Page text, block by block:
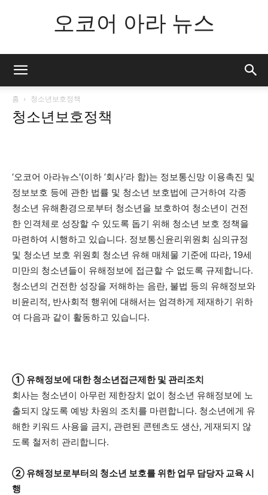
오코어 아라 뉴스
홈 청소년보호정책
청소년보호정책
‘오코어 아라뉴스'(이하 ‘회사’라 함)는 정보통신망 이용촉진 및
정보보호 등에 관한 법률 및 청소년 보호법에 근거하여 각종
청소년 유해환경으로부터 청소년을 보호하여 청소년이 건전
한 인격체로 성장할 수 있도록 돕기 위해 청소년 보호 정책을
마련하여 시행하고 있습니다. 정보통신윤리위원회 심의규정
및 청소년 보호 위원회 청소년 유해 매체물 기준에 따라, 19세
미만의 청소년들이 유해정보에 접근할 수 없도록 규제합니다.
청소년의 건전한 성장을 저해하는 음란, 불법 등의 유해정보와
비윤리적, 반사회적 행위에 대해서는 엄격하게 제재하기 위하
여 다음과 같이 활동하고 있습니다.
① 유해정보에 대한 청소년접근제한 및 관리조치
회사는 청소년이 아무런 제한장치 없이 청소년 유해정보에 노
출되지 않도록 예방 차원의 조치를 마련합니다. 청소년에게 유
해한 키워드 사용을 금지, 관련된 콘텐츠도 생산, 게재되지 않
도록 철저히 관리합니다.
② 유해정보로부터의 청소년 보호를 위한 업무 담당자 교육 시
행